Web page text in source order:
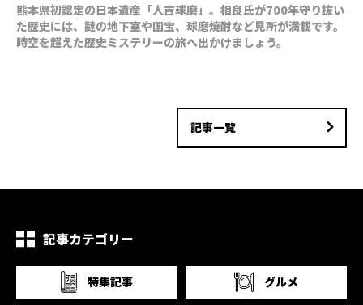
熊本県初認定の日本遺産「人吉球磨」。相良氏が700年守り抜い
た歴史には、謎の地下室や国宝、球磨焼酎など見所が満載です。
時空を超えた歴史ミステリーの旅へ出かけましょう。
記事一覧
記事カテゴリー
特集記事 グルメ